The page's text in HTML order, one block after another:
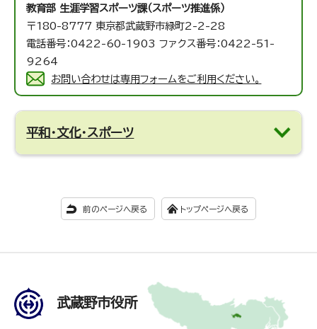
教育部 生涯学習スポーツ課（スポーツ推進係）
〒180-8777 東京都武蔵野市緑町2-2-28
電話番号：0422-60-1903 ファクス番号：0422-51-
9264
お問い合わせは専用フォームをご利用ください。
平和・文化・スポーツ
前のページへ戻る トップページへ戻る
武蔵野市役所